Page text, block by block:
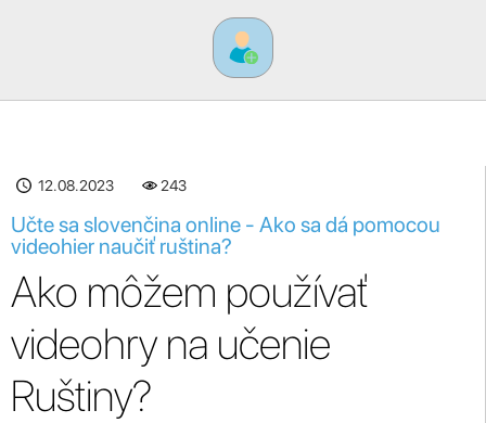
12.08.2023 243
Učte sa slovenčina online - Ako sa dá pomocou
videohier naučiť ruština?
Ako môžem používať
videohry na učenie
Ruštiny?